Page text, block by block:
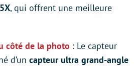
, qui offrent une meilleure
côté de la photo : Le capteur
d’un capteur ultra grand-angle